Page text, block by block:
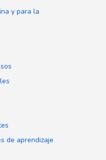
y para la
de aprendizaje